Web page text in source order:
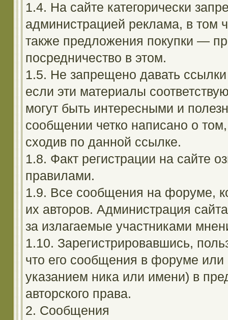
1.4. На сайте категорически
администрацией реклама, в том
также предложения покупки —
посредничество в этом.
1.5. Не запрещено давать
если эти материалы
могут быть интересными и
сообщении четко написано о
сходив по данной ссылке.
1.8. Факт регистрации на сайте
правилами.
1.9. Все сообщения на форуме,
их авторов. Администрация
за излагаемые участниками
1.10. Зарегистрировавшись,
что его сообщения в форуме или
указанием ника или имени) в
авторского права.
2. Сообщения